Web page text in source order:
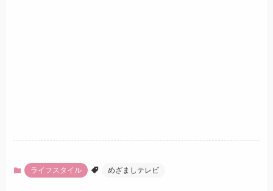
ライフスタイル めざましテレビ